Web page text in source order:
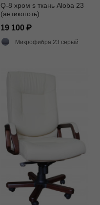
Q-8 хром s ткань Aloba 23
(антикоготь)
19 100
Микрофибра 23 серый